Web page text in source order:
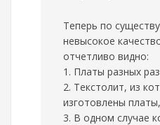
Теперь по
невысокое
отчетливо видно:
1. Платы разных
2. Текстолит, из
изготовлены
3. В одном случае